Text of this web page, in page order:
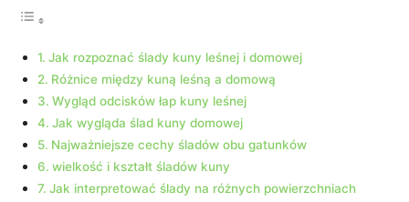
Jak rozpoznać ślady kuny leśnej i domowej
Różnice między kuną leśną a domową
Wygląd odcisków łap kuny leśnej
Jak wygląda ślad kuny domowej
Najważniejsze cechy śladów obu gatunków
wielkość i kształt śladów kuny
Jak interpretować ślady na różnych powierzchniach